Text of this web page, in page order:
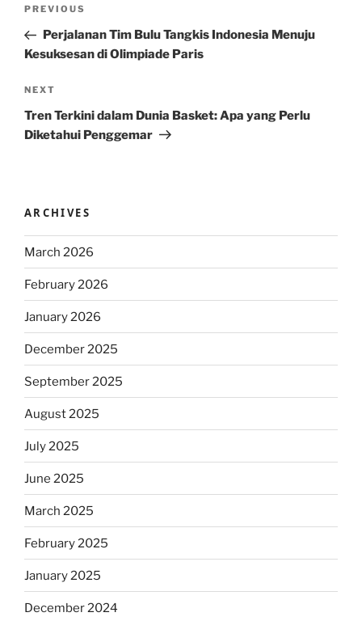
Previous
Post
PREVIOUS
Perjalanan Tim Bulu Tangkis Indonesia Menuju
Kesuksesan di Olimpiade Paris
Next
Post
NEXT
Tren Terkini dalam Dunia Basket: Apa yang Perlu
Diketahui Penggemar
ARCHIVES
March 2026
February 2026
January 2026
December 2025
September 2025
August 2025
July 2025
June 2025
March 2025
February 2025
January 2025
December 2024